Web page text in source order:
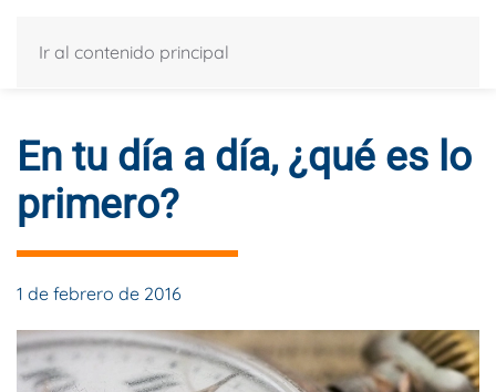
Ir al contenido principal
En tu día a día, ¿qué es lo
primero?
1 de febrero de 2016